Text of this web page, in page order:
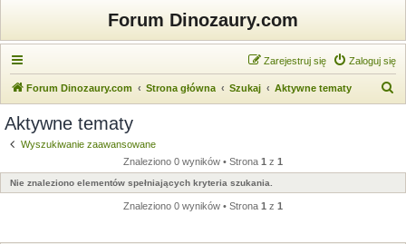
Forum Dinozaury.com
Zaloguj się
Zarejestruj się
Forum Dinozaury.com Strona główna Szukaj Aktywne tematy
a
j
Aktywne tematy
Wyszukiwanie zaawansowane
Znaleziono 0 wyników • Strona 1 z 1
Nie znaleziono elementów spełniających kryteria szukania.
Znaleziono 0 wyników • Strona 1 z 1